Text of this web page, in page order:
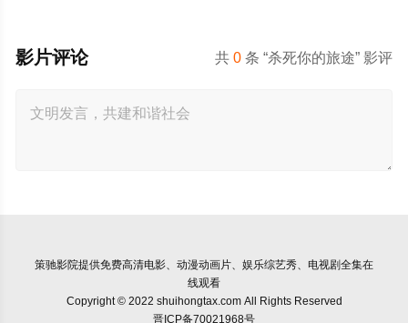
共0 条 “杀死你的旅途” 影评
影片评论
策驰影院提供免费高清电影、动漫动画片、娱乐综艺秀、电视剧全集在
线观看
Copyright © 2022 shuihongtax.com All Rights Reserved
晋ICP备70021968号